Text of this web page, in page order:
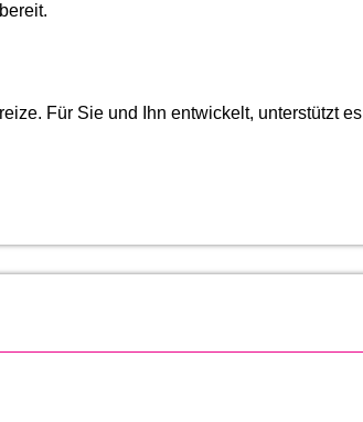
Für Sie und Ihn entwickelt, unterstützt es